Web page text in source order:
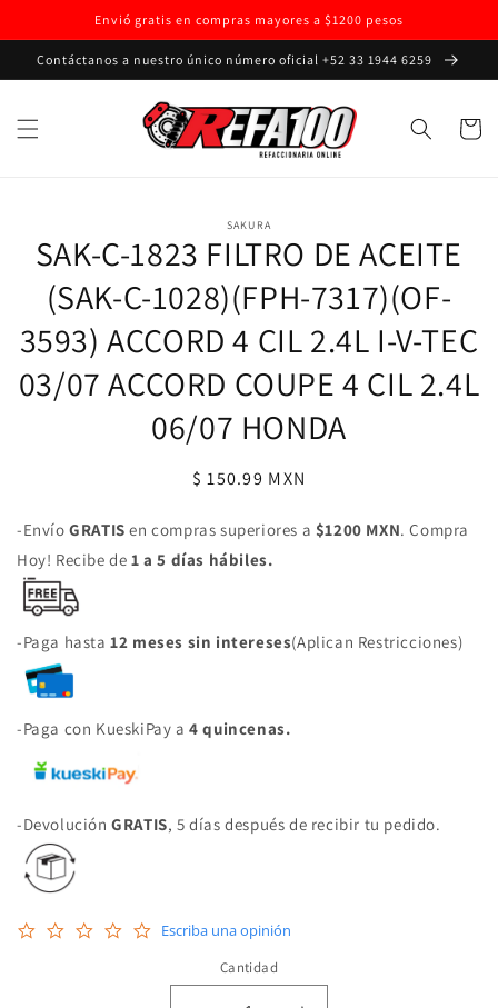
directamente
al contenido
Envió gratis en compras mayores a $1200 pesos
Contáctanos a nuestro único número oficial +52 33 1944 6259
Carrito
información
del producto
SAKURA
SAK-C-1823 FILTRO DE ACEITE
(SAK-C-1028)(FPH-7317)(OF-
3593) ACCORD 4 CIL 2.4L I-V-TEC
03/07 ACCORD COUPE 4 CIL 2.4L
06/07 HONDA
Precio
$ 150.99 MXN
-EnvíoGRATIS en compras superiores a $1200 MXN. Compra
Hoy! Recibe de 1 a 5 días hábiles.
-Paga hasta12 meses sin intereses(Aplican Restricciones)
-Paga con KueskiPay a4 quincenas.
-DevoluciónGRATIS, 5 días después de recibir tu pedido.
0.0
Escriba una opinión
Cantidad